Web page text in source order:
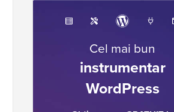
Cel mai bun
instrumentar
WordPress